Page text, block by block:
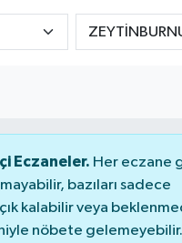
Eczaneler. Her eczane
bazıları sadece
kalabilir veya
nöbete gelemeyebilir.